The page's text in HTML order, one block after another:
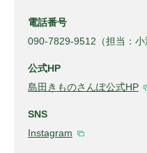
電話番号
090-7829-9512（担当：小
公式HP
島田きものさんぽ公式HP
SNS
Instagram